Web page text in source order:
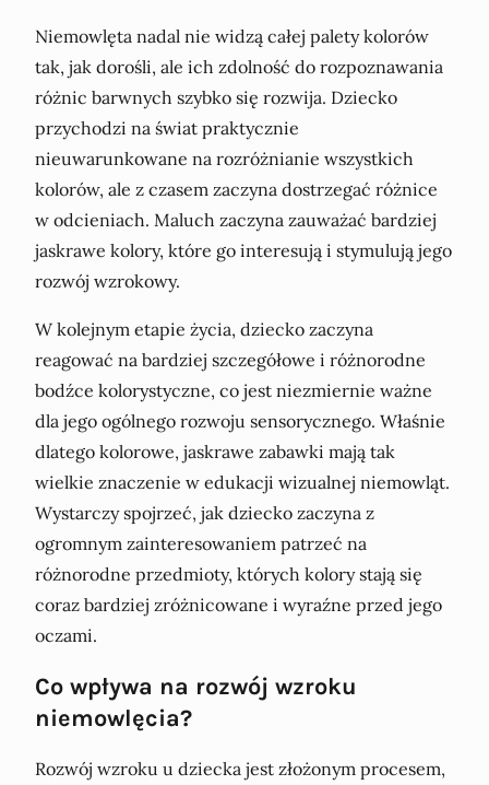
Niemowlęta nadal nie widzą całej palety kolorów
tak, jak dorośli, ale ich zdolność do rozpoznawania
różnic barwnych szybko się rozwija. Dziecko
przychodzi na świat praktycznie
nieuwarunkowane na rozróżnianie wszystkich
kolorów, ale z czasem zaczyna dostrzegać różnice
w odcieniach. Maluch zaczyna zauważać bardziej
jaskrawe kolory, które go interesują i stymulują jego
rozwój wzrokowy.
W kolejnym etapie życia, dziecko zaczyna
reagować na bardziej szczegółowe i różnorodne
bodźce kolorystyczne, co jest niezmiernie ważne
dla jego ogólnego rozwoju sensorycznego. Właśnie
dlatego kolorowe, jaskrawe zabawki mają tak
wielkie znaczenie w edukacji wizualnej niemowląt.
Wystarczy spojrzeć, jak dziecko zaczyna z
ogromnym zainteresowaniem patrzeć na
różnorodne przedmioty, których kolory stają się
coraz bardziej zróżnicowane i wyraźne przed jego
oczami.
Co wpływa na rozwój wzroku
niemowlęcia?
Rozwój wzroku u dziecka jest złożonym procesem,